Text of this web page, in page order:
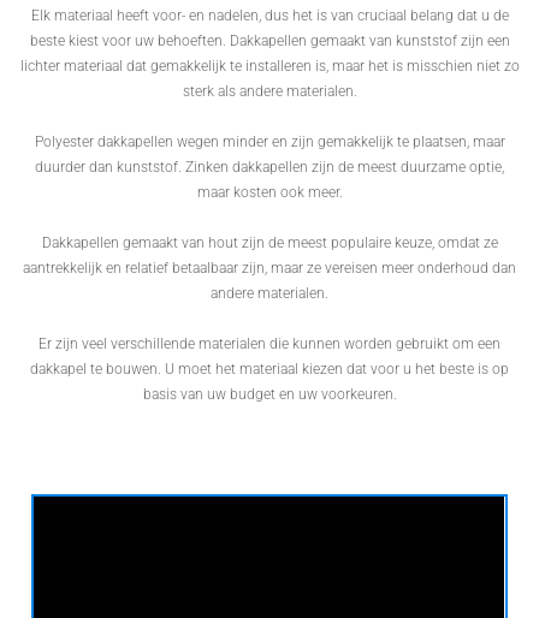
Elk materiaal heeft voor- en nadelen, dus het is van cruciaal belang dat u de
beste kiest voor uw behoeften. Dakkapellen gemaakt van kunststof zijn een
lichter materiaal dat gemakkelijk te installeren is, maar het is misschien niet zo
sterk als andere materialen.
Polyester dakkapellen wegen minder en zijn gemakkelijk te plaatsen, maar
duurder dan kunststof. Zinken dakkapellen zijn de meest duurzame optie,
maar kosten ook meer.
Dakkapellen gemaakt van hout zijn de meest populaire keuze, omdat ze
aantrekkelijk en relatief betaalbaar zijn, maar ze vereisen meer onderhoud dan
andere materialen.
Er zijn veel verschillende materialen die kunnen worden gebruikt om een
dakkapel te bouwen. U moet het materiaal kiezen dat voor u het beste is op
basis van uw budget en uw voorkeuren.